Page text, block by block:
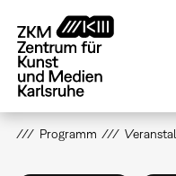
zum
Inhalt
Programm